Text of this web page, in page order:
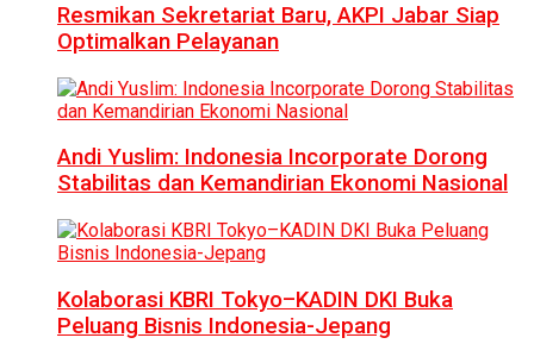
Resmikan Sekretariat Baru, AKPI Jabar Siap
Optimalkan Pelayanan
Andi Yuslim: Indonesia Incorporate Dorong
Stabilitas dan Kemandirian Ekonomi Nasional
Kolaborasi KBRI Tokyo–KADIN DKI Buka
Peluang Bisnis Indonesia-Jepang